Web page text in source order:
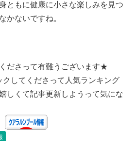
ともに健康に小さな楽しみを見つ
かないですね。
ださって有難うございます★
クしてくださって人気ランキング
しくて記事更新しようって気にな